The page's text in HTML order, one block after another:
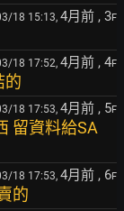
18 15:13, 4月前 , 3F
18 17:52, 4月前 , 4F
的
18 17:53, 4月前 , 5F
留資料給SA
18 17:53, 4月前 , 6F
的